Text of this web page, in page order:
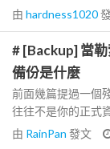
由 hardness1020
# [Backup] 當
備份是什麼
前面幾篇提過一個
往往不是你的正式
由 RainPan 發文